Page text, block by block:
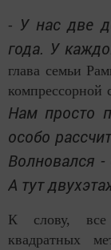
⁃ У нас две
года. У
глава семьи
Нам просто
особо
Волновался -
А тут
К слову,
квадратных